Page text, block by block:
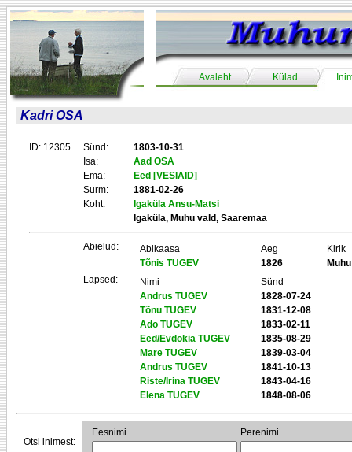
Avaleht Külad
Kadri OSA
ID: 12305 Sünd:
1803-10-31
Isa:
Aad OSA
Ema:
Eed [VESIAID]
Surm:
1881-02-26
Koht:
Igaküla Ansu-Matsi
Igaküla, Muhu vald, Saaremaa
Abielud: Abikaasa Aeg
Kirik
Tõnis TUGEV
1826
Muhu
Lapsed:
Nimi
Sünd
Andrus TUGEV
1828-07-24
Tõnu TUGEV
1831-12-08
Ado TUGEV
1833-02-11
Eed/Evdokia TUGEV
1835-08-29
Mare TUGEV
1839-03-04
Andrus TUGEV
1841-10-13
Riste/Irina TUGEV
1843-04-16
Elena TUGEV
1848-08-06
Otsi inimest:
Eesnimi Perenimi